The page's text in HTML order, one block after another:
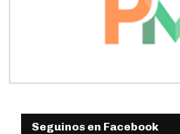
Seguinos en Facebook